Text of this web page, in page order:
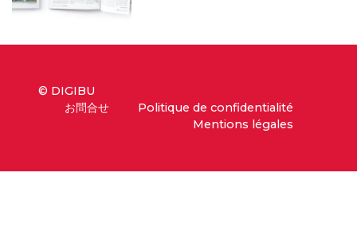
© DIGIBU
お問合せ
Politique de confidentialité
Mentions légales